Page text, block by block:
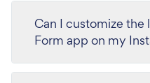
Can I customize the
Form app on my